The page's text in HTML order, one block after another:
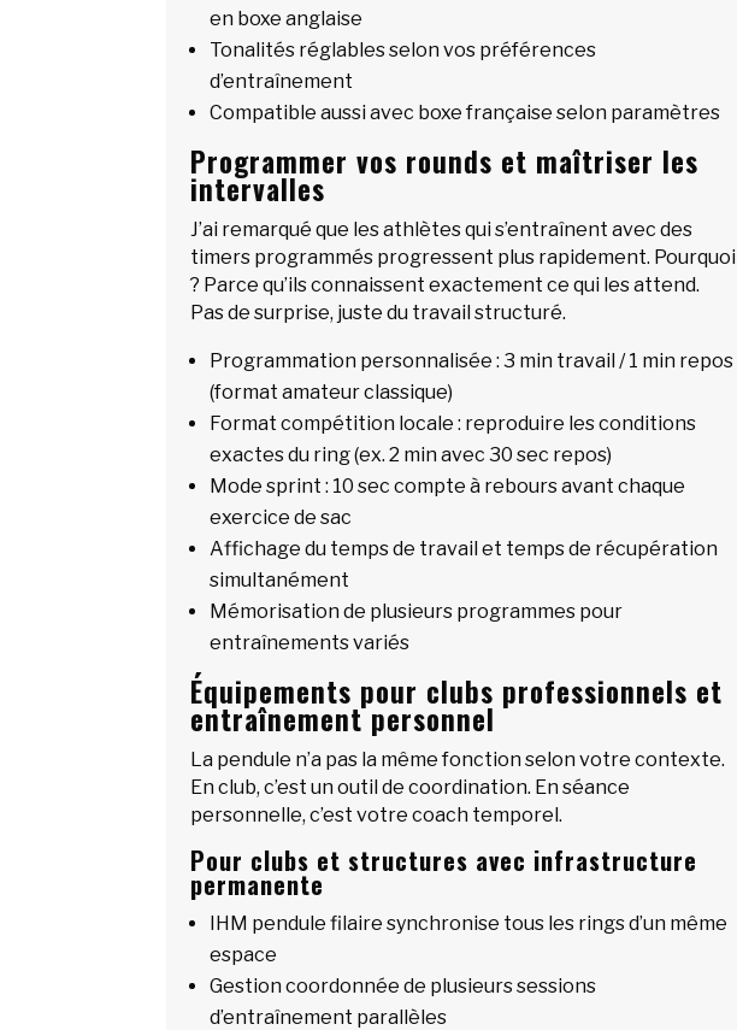
en boxe anglaise
Tonalités réglables selon vos préférences
d’entraînement
Compatible aussi avec boxe française selon paramètres
Programmer vos rounds et maîtriser les
intervalles
J’ai remarqué que les athlètes qui s’entraînent avec des
timers programmés progressent plus rapidement. Pourquoi
? Parce qu’ils connaissent exactement ce qui les attend.
Pas de surprise, juste du travail structuré.
Programmation personnalisée : 3 min travail / 1 min repos
(format amateur classique)
Format compétition locale : reproduire les conditions
exactes du ring (ex. 2 min avec 30 sec repos)
Mode sprint : 10 sec compte à rebours avant chaque
exercice de sac
Affichage du temps de travail et temps de récupération
simultanément
Mémorisation de plusieurs programmes pour
entraînements variés
Équipements pour clubs professionnels et
entraînement personnel
La pendule n’a pas la même fonction selon votre contexte.
En club, c’est un outil de coordination. En séance
personnelle, c’est votre coach temporel.
Pour clubs et structures avec infrastructure
permanente
IHM pendule filaire synchronise tous les rings d’un même
espace
Gestion coordonnée de plusieurs sessions
d’entraînement parallèles